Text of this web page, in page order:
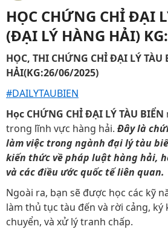
HỌC CHỨNG CHỈ ĐẠI
(ĐẠI LÝ HÀNG HẢI)
HỌC, THI CHỨNG CHỈ ĐẠI LÝ TÀU
HẢI(KG:26/06/2025)
#DAILYTAUBIEN
Học CHỨNG CHỈ ĐẠI LÝ TÀU BIỂN
trong lĩnh vực hàng hải. Đây là
làm việc trong ngành đại lý tàu
kiến thức về pháp luật hàng hải,
và các điều ước quốc tế liên quan.
Ngoài ra, bạn sẽ được học các kỹ
làm thủ tục tàu đến và rời cảng, ký
chuyển, và xử lý tranh chấp.